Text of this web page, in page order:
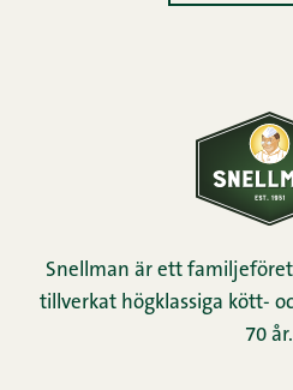
Snellman är ett
tillverkat högklassiga kött-
70 år.